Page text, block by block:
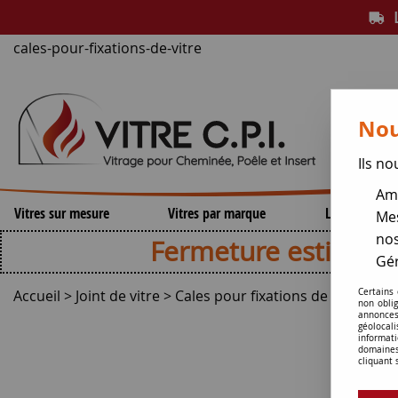
cales-pour-fixations-de-vitre
Vitres sur mesure Vitres par marque Lamelles de
Fermeture estivale ,
Accueil > Joint de vitre > Cales pour fixations de vitre
Ils
Certains
non
cliquant